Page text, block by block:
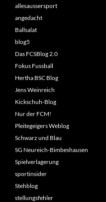
allesaussersport
angedacht
Ballsalat
blog5
Das FCSBlog 2.0
Fokus Fussball
Hertha BSC Blog
Jens Weinreich
Kickschuh-Blog
Nur der FCM!
Pleitegeigers Weblog
Schwarz und Blau
SG Neureich-Bimbeshausen
Spielverlagerung
sportinsider
Stehblog
stellungsfehler